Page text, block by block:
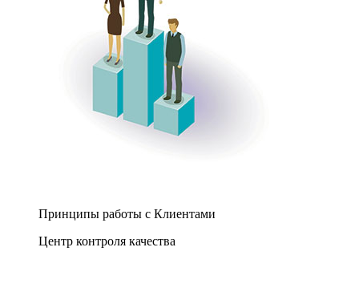
Принципы работы с Клиентами
Центр контроля качества